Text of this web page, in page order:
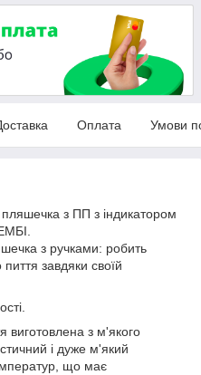
Оплата Умови
з ПП з індикатором
з ручками: робить
завдяки своїй
виготовлена з м'якого
і дуже м'який
що має